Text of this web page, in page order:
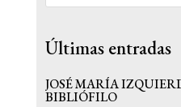
Últimas entradas
JOSÉ MARÍA
BIBLIÓFILO